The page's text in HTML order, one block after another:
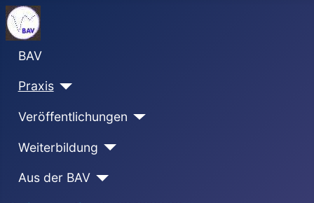
BAV
Praxis
Veröffentlichungen
Weiterbildung
Aus der BAV